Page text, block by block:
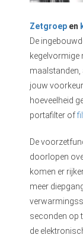
Zetgroep en
De
kegelvormige
maalstanden,
jouw
hoeveelheid
portafilter of
De
doorlopen
komen er
meer
seconden op
de